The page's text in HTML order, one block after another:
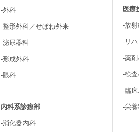
-外科
-整形外科／せぼね外来
-泌尿器科
-形成外科
-眼科
内科系診療部
-消化器内科
医療
-放
-リ
-薬
-検
-臨
-栄